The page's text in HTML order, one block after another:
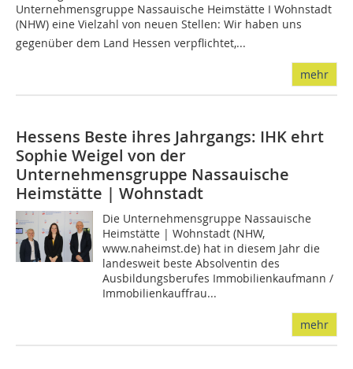
Unternehmensgruppe Nassauische Heimstätte I Wohnstadt
(NHW) eine Vielzahl von neuen Stellen: Wir haben uns
gegenüber dem Land Hessen verpflichtet,...
mehr
Hessens Beste ihres Jahrgangs: IHK ehrt
Sophie Weigel von der
Unternehmensgruppe Nassauische
Heimstätte | Wohnstadt
Die Unternehmensgruppe Nassauische
Heimstätte | Wohnstadt (NHW,
www.naheimst.de) hat in diesem Jahr die
landesweit beste Absolventin des
Ausbildungsberufes Immobilienkaufmann /
Immobilienkauffrau...
mehr